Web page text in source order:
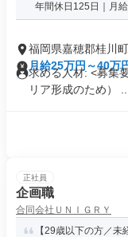
年間休日125日｜月
福岡県嘉穂郡桂川町
月給25万円～40万
求める人材: <募集
リア形成のため） ...
正社員
企画職
合同会社ＵＮＩＧＲＹ
【29歳以下の方／未